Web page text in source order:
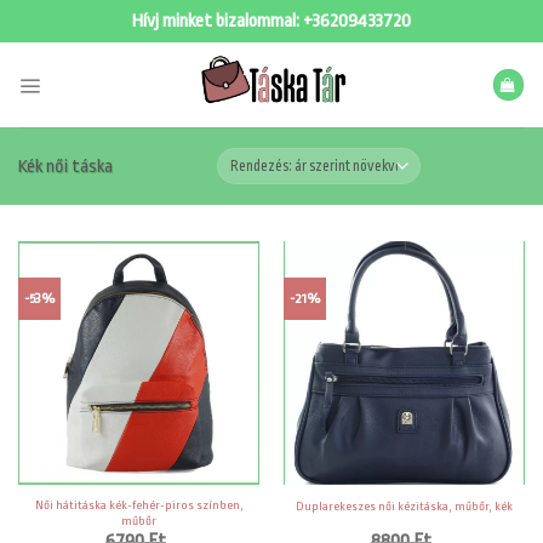
Hívj minket bizalommal: +36209433720
Kék női táska
-53%
Női hátitáska kék-fehér-piros színben,
műbőr
-21%
Duplarekeszes női kézitáska, műbőr, kék